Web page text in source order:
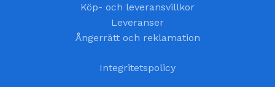
Köp- och leveransvillkor
Leveranser
Ångerrätt och reklamation
Integritetspolicy